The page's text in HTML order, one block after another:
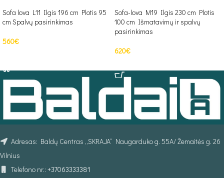
Sofa lova L11 Ilgis 196 cm Plotis 95
cm Spalvų pasirinkimas
560€
Sofa-lova M19 Ilgis 230 cm Plotis
100 cm Išmatavimų ir spalvų
pasirinkimas
620€
Adresas: Baldų Centras „SKRAJA“ Naugarduko g. 55A/ Žemaitės g. 26
Vilnius
Telefono nr.: +37063333381